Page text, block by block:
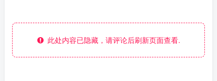
此处内容已隐藏，请评论后刷新页面查看.